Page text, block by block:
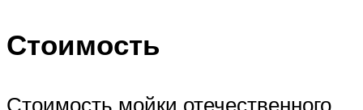
Стоимость
Стоимость мойки отечественного